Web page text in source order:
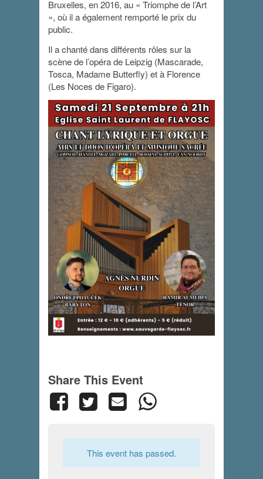
Bruxelles, en 2016, au « Triomphe de l’Art
», où il a également remporté le prix du
public.
Il a chanté dans différents rôles sur la
scène de l’opéra de Leipzig (Mascarade,
Tosca, Madame Butterfly) et à Florence
(Les Noces de Figaro).
Share This Event
This event has passed.